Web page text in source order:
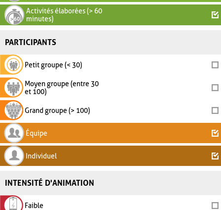
Activités élaborées (> 60
minutes)
PARTICIPANTS
Petit groupe (< 30)
Moyen groupe (entre 30
et 100)
Grand groupe (> 100)
Équipe
Individuel
INTENSITÉ D'ANIMATION
Faible